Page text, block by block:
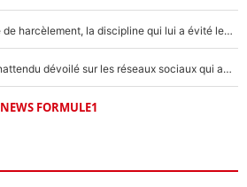
F1 - Lewis Hamilton victime de harcèlement, la discipline qui lui a évité le pire : «J'aurais probablement mal tourné»
Lewis Hamilton : Le talent inattendu dévoilé sur les réseaux sociaux qui a impressionné Kim Kardashian pendant leurs vacances en amoureux !
NEWS FORMULE1